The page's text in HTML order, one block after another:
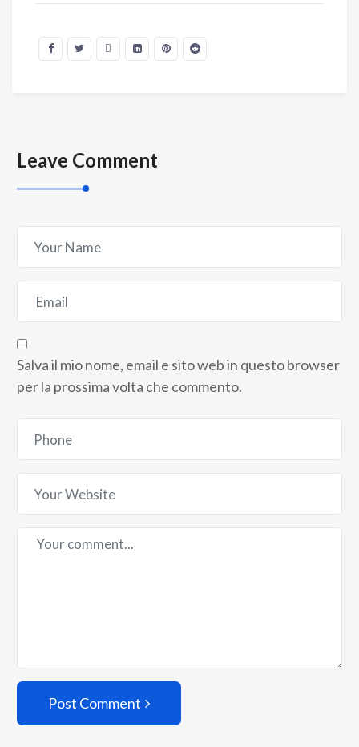
Leave Comment
Salva il mio nome, email e sito web in questo browser
per la prossima volta che commento.
Post Comment